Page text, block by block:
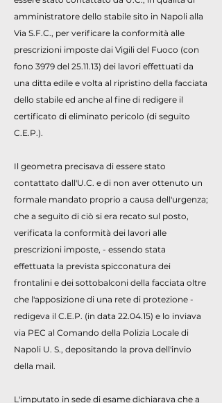
amministratore dello stabile sito in Napoli alla
Via S.F.C., per verificare la conformità alle
prescrizioni imposte dai Vigili del Fuoco (con
fono 3979 del 25.11.13) dei lavori effettuati da
una ditta edile e volta al ripristino della facciata
dello stabile ed anche al fine di redigere il
certificato di eliminato pericolo (di seguito
C.E.P.).
Il geometra precisava di essere stato
contattato dall'U.C. e di non aver ottenuto un
formale mandato proprio a causa dell'urgenza;
che a seguito di ciò si era recato sul posto,
verificata la conformità dei lavori alle
prescrizioni imposte, - essendo stata
effettuata la prevista spicconatura dei
frontalini e dei sottobalconi della facciata oltre
che l'apposizione di una rete di protezione -
redigeva il C.E.P. (in data 22.04.15) e lo inviava
via PEC al Comando della Polizia Locale di
Napoli U. S., depositando la prova dell'invio
della mail.
L'imputato in sede di esame dichiarava che a